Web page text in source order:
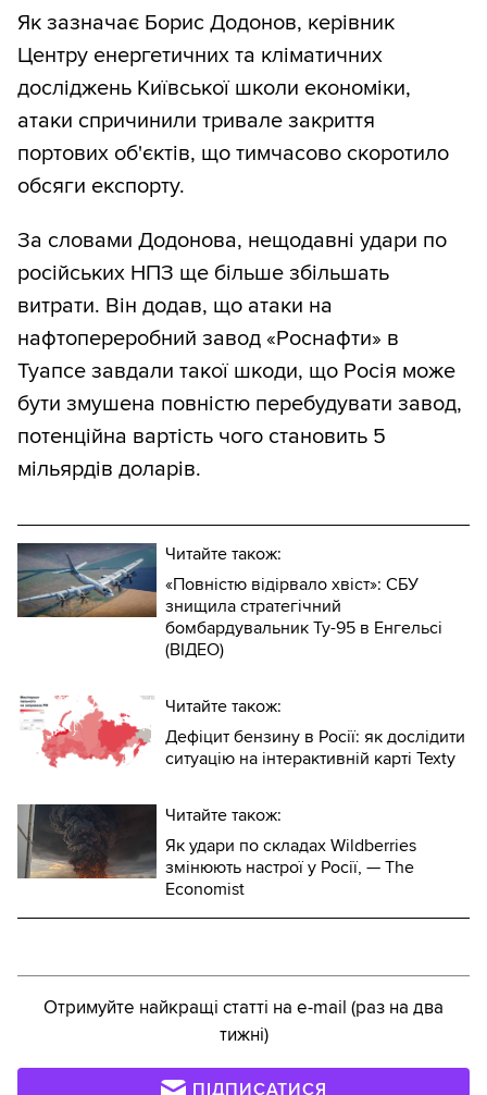
Як зазначає Борис Додонов, керівник
Центру енергетичних та кліматичних
досліджень Київської школи економіки,
атаки спричинили тривале закриття
портових об'єктів, що тимчасово скоротило
обсяги експорту.
За словами Додонова, нещодавні удари по
російських НПЗ ще більше збільшать
витрати. Він додав, що атаки на
нафтопереробний завод «Роснафти» в
Туапсе завдали такої шкоди, що Росія може
бути змушена повністю перебудувати завод,
потенційна вартість чого становить 5
мільярдів доларів.
Читайте також:
«Повністю відірвало хвіст»: СБУ
знищила стратегічний
бомбардувальник Ту-95 в Енгельсі
(ВІДЕО)
Читайте також:
Дефіцит бензину в Росії: як дослідити
ситуацію на інтерактивній карті Texty
Читайте також:
Як удари по складах Wildberries
змінюють настрої у Росії, — The
Economist
Отримуйте найкращі статті на e-mail (раз на два
тижні)
ПІДПИСАТИСЯ